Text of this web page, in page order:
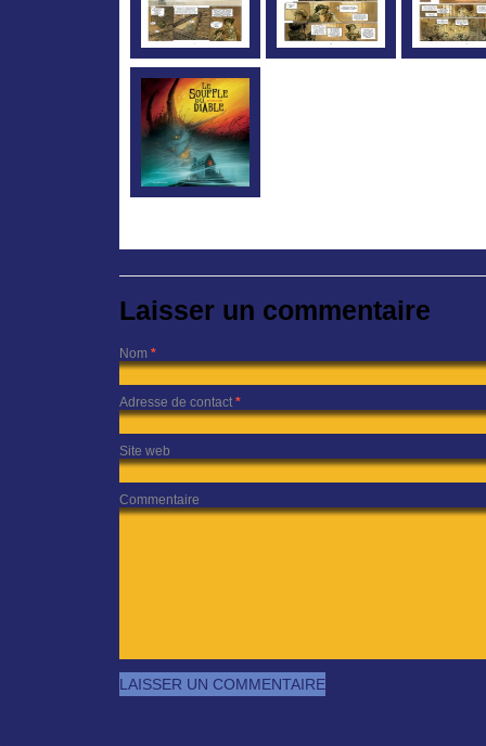
Laisser un commentaire
Nom *
Adresse de contact *
Site web
Commentaire